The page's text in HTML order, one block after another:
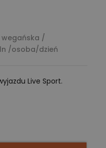
/
/osoba/dzień
Live Sport.